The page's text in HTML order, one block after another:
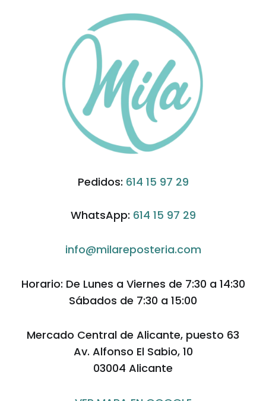
Pedidos: 614 15 97 29
WhatsApp: 614 15 97 29
info@milareposteria.com
Horario: De Lunes a Viernes de 7:30 a 14:30
Sábados de 7:30 a 15:00
Mercado Central de Alicante, puesto 63
Av. Alfonso El Sabio, 10
03004 Alicante